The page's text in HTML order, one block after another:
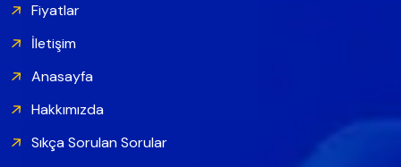
Fiyatlar
İletişim
Anasayfa
Hakkımızda
Sıkça Sorulan Sorular